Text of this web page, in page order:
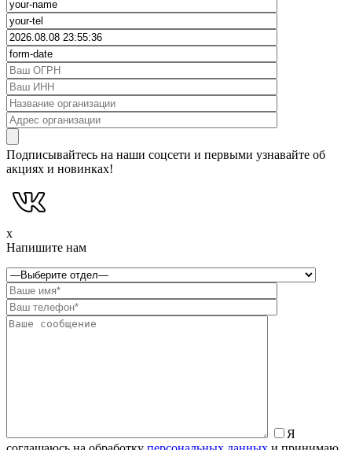
Подписывайтесь на наши соцсети и первыми узнавайте об
акциях и новинках!
x
Напишите нам
Я